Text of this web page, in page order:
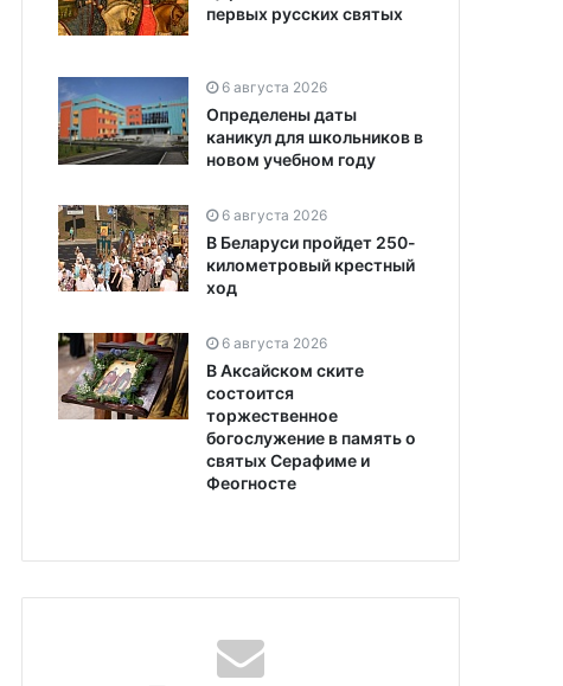
первых русских святых
6 августа 2026
Определены даты
каникул для школьников в
новом учебном году
6 августа 2026
В Беларуси пройдет 250-
километровый крестный
ход
6 августа 2026
В Аксайском ските
состоится
торжественное
богослужение в память о
святых Серафиме и
Феогносте